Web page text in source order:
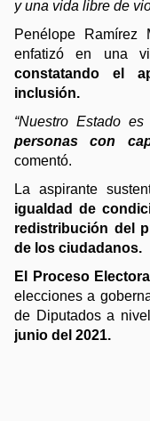
y una vida libre de
Penélope
constatando el
inclusión.
“Nuestro Estado
personas con
comentó.
La aspirante
igualdad de
redistribución del
de los ciudadanos.
El Proceso
elecciones a
de Diputados a
junio del 2021.